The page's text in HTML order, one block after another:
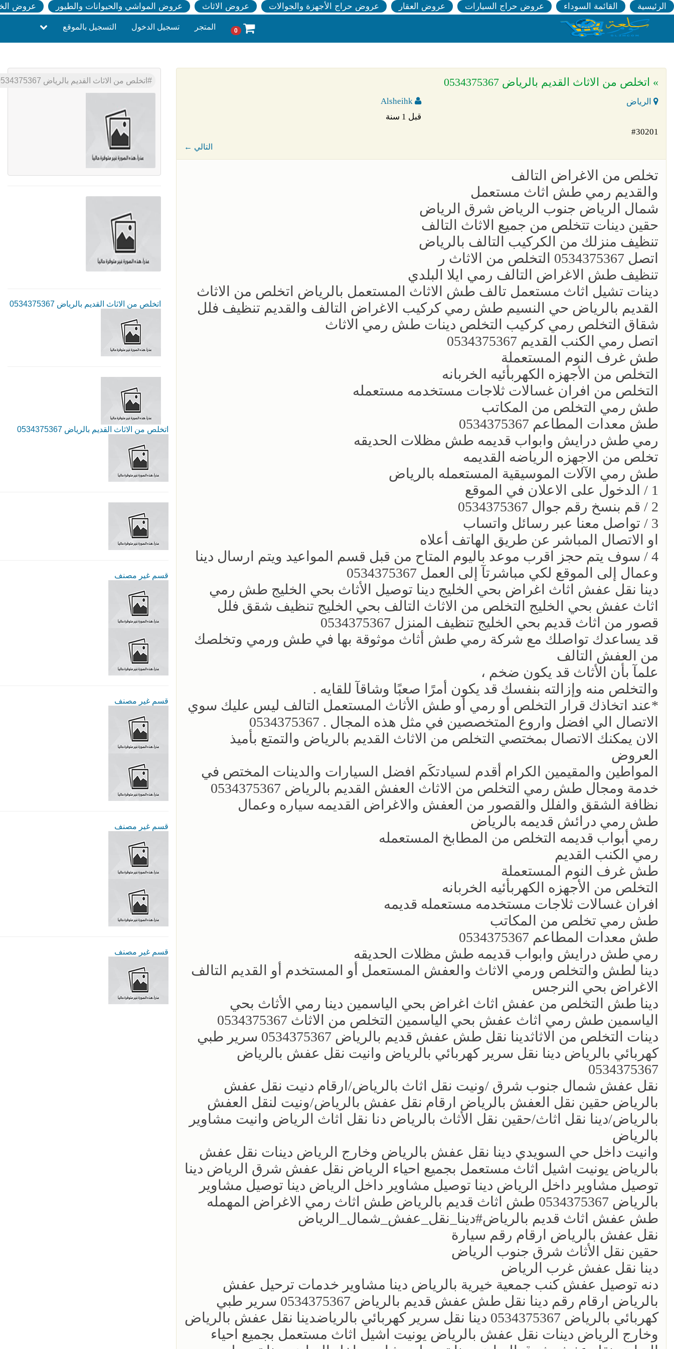
الرئيسية القائمة السوداء عروض حراج السيارات عروض العقار عروض حراج الأجهزة والجوالات عروض الاثاث عروض المواشي والحيوانات والطيور عروض
0 المتجر تسجيل الدخول التسجيل بالموقع
» اتخلص من الاثاث القديم بالرياض 0534375367
الرياض
قبل 1 سنة
#30201
← التالي
تخلص من الاغراض التالف
والقديم رمي طش اثاث مستعمل
شمال الرياض جنوب الرياض شرق الرياض
حقين دينات تتخلص من جميع الاثاث التالف
تنظيف منزلك من الكركيب التالف بالرياض
اتصل 0534375367 التخلص من الاثاث ر
تنظيف طش الاغراض التالف رمي ايلا البلدي
دينات تشيل اثاث مستعمل تالف طش الاثاث المستعمل بالرياض اتخلص من الاثاث
القديم بالرياض حي النسيم طش رمي كركيب الاغراض التالف والقديم تنظيف فلل
شقاق التخلص رمي كركيب التخلص دينات طش رمي الاثاث
اتصل رمي الكنب القديم 0534375367
طش غرف النوم المستعملة
التخلص من الأجهزه الكهربأئيه الخربانه
التخلص من افران غسالات ثلاجات مستخدمه مستعمله
طش رمي التخلص من المكاتب
طش معدات المطاعم 0534375367
رمي طش درايش وابواب قديمه طش مظلات الحديقه
تخلص من الاجهزه الرياضه القديمه
طش رمي الآلات الموسيقية المستعمله بالرياض
1 / الدخول على الاعلان في الموقع
2 / قم بنسخ رقم جوال 0534375367
3 / تواصل معنا عبر رسائل واتساب
او الاتصال المباشر عن طريق الهاتف أعلاه
4 / سوف يتم حجز اقرب موعد باليوم المتاح من قبل قسم المواعيد ويتم ارسال دينا
وعمال إلى الموقع لكي مباشرتآ إلى العمل 0534375367
دينا نقل عفش اثاث اغراض بحي الخليج دينا توصيل الأثاث بحي الخليج طش رمي
اثاث عفش بحي الخليج التخلص من الاثاث التالف بحي الخليج تنظيف شقق فلل
قصور من اثاث قديم بحي الخليج تنظيف المنزل 0534375367
قد يساعدك تواصلك مع شركة رمي طش أثاث موثوقة بها في طش ورمي وتخلصك
من العفش التالف
علمآ بأن الأثاث قد يكون ضخم ،
والتخلص منه وإزالته بنفسك قد يكون أمرًا صعبًا وشاقآ للقايه .
*عند اتخاذك قرار التخلص أو رمي أو طش الأثاث المستعمل التالف ليس عليك سوي
الاتصال الي افضل واروع المتخصصين في مثل هذه المجال . 0534375367
الان يمكنك ‏الاتصال بمختصي التخلص من الاثاث القديم بالرياض والتمتع بأميذ
العروض
المواطين والمقيمين الكرام أقدم لسيادتكَم افضل السيارات والدينات المختص في
خدمة ومجال طش رمي التخلص من الاثاث العفش القديم بالرياض 0534375367
نظافة الشقق والفلل والقصور من العفش والاغراض القديمه سياره وعمال
طش رمي درائش قديمه بالرياض
رمي أبواب قديمه التخلص من المطابخ المستعمله
رمي الكنب القديم
طش غرف النوم المستعملة
التخلص من الأجهزه الكهربأئيه الخربانه
افران غسالات ثلاجات مستخدمه مستعمله قديمه
طش رمي تخلص من المكاتب
طش معدات المطاعم 0534375367
رمي طش درايش وابواب قديمه طش مظلات الحديقه
دينا لطش والتخلص ورمي الاثاث والعفش المستعمل أو المستخدم أو القديم التالف
الاغراض بحي النرجس
دينا طش التخلص من عفش اثاث اغراض بحي الياسمين دينا رمي الأثاث بحي
الياسمين طش رمي اثاث عفش بحي الياسمين التخلص من الاثاث 0534375367
دينات التخلص من الاثاث‏دينا نقل طش عفش قديم بالرياض 0534375367 سرير طبي
كهربائي بالرياض دينا نقل سرير كهربائي بالرياض ‏وانيت نقل عفش بالرياض
0534375367
نقل عفش شمال جنوب شرق /ونيت نقل اثاث بالرياض/ارقام دنيت نقل عفش
بالرياض حقين نقل العفش بالرياض ارقام نقل عفش بالرياض/ونيت لنقل العفش
بالرياض/دينا نقل اثاث/حقين نقل الأثاث بالرياض دنا نقل اثاث الرياض وانيت مشاوير
بالرياض
وانيت داخل حي السويدي دينا نقل عفش بالرياض وخارج الرياض دينات نقل عفش
بالرياض يونيت اشيل اثاث مستعمل بجميع احياء الرياض نقل عفش شرق الرياض دينا
توصيل مشاوير داخل الرياض دينا توصيل مشاوير داخل الرياض دينا توصيل مشاوير
بالرياض 0534375367 طش اثاث قديم بالرياض طش اثاث رمي الاغراض المهمله
طش عفش اثاث قديم بالرياض‏‎#دينا_نقل_عفش_شمال_الرياض
نقل عفش بالرياض ارقام رقم سيارة
حقين نقل الأثاث شرق جنوب الرياض
دينا نقل عفش غرب الرياض
دنه توصيل عفش كنب جمعية خيرية بالرياض دينا مشاوير خدمات ترحيل عفش
بالرياض ارقام رقم دينا نقل طش عفش قديم بالرياض 0534375367 سرير طبي
كهربائي بالرياض 0534375367 دينا نقل سرير كهربائي بالرياضدينا نقل عفش بالرياض
وخارج الرياض دينات نقل عفش بالرياض يونيت اشيل اثاث مستعمل بجميع احياء
اتخلص من الاثاث القديم بالرياض 0534375367
اتخلص من الاثاث القديم بالرياض 0534375367
اتخلص من الاثاث القديم بالرياض 0534375367
قسم غير مصنف
قسم غير مصنف
قسم غير مصنف
قسم غير مصنف